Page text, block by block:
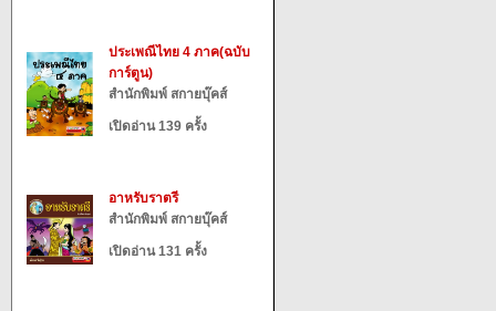
ประเพณีไทย 4 ภาค(ฉบับ
การ์ตูน)
สำนักพิมพ์ สกายบุ๊คส์
เปิดอ่าน 139 ครั้ง
อาหรับราตรี
สำนักพิมพ์ สกายบุ๊คส์
เปิดอ่าน 131 ครั้ง